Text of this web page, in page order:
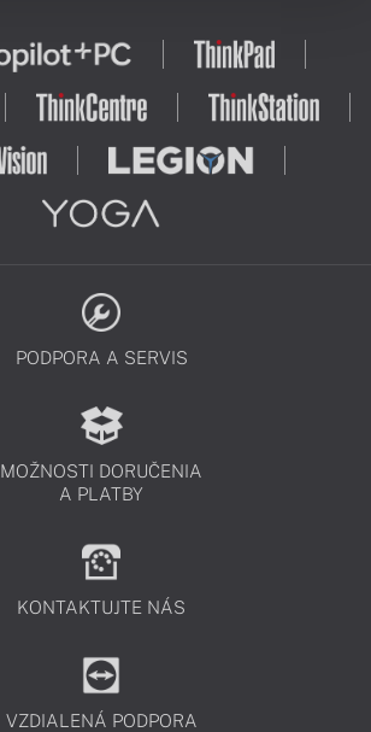
PODPORA A SERVIS
MOŽNOSTI DORUČENIA
A PLATBY
KONTAKTUJTE NÁS
VZDIALENÁ PODPORA